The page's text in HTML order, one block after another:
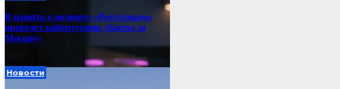
В память о подвиге: «Ростелеком»
проведет кибертурнир «Битва за
Москву»
Новости